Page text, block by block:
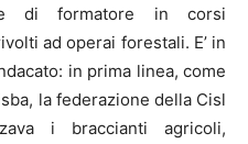
di formatore in corsi
ad operai forestali. E’ in
in prima linea, come
la federazione della Cisl
i braccianti agricoli,